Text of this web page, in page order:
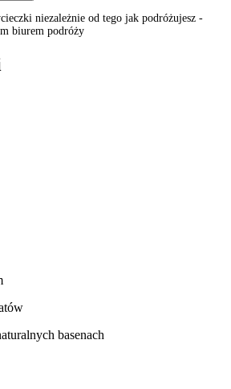
niezależnie od tego jak podróżujesz -
biurem podróży
basenach